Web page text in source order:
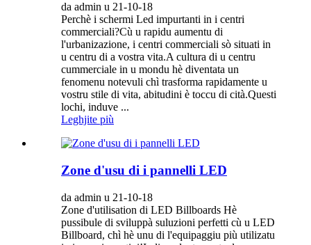
da admin u 21-10-18
Perchè i schermi Led impurtanti in i centri
commerciali?Cù u rapidu aumentu di
l'urbanizazione, i centri commerciali sò situati in
u centru di a vostra vita.A cultura di u centru
cummerciale in u mondu hè diventata un
fenomenu notevuli chì trasforma rapidamente u
vostru stile di vita, abitudini è toccu di cità.Questi
lochi, induve ...
Leghjite più
Zone d'usu di i pannelli LED
da admin u 21-10-18
Zone d'utilisation di LED Billboards Hè
pussibule di sviluppà suluzioni perfetti cù u LED
Billboard, chì hè unu di l'equipaggiu più utilizatu